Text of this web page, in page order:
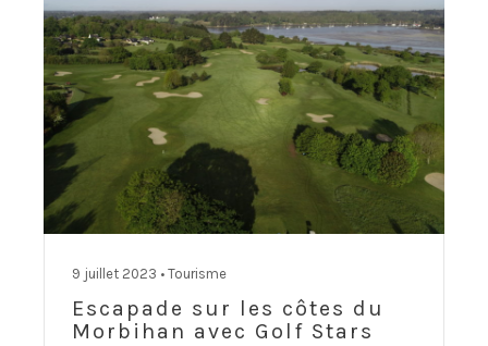
9 juillet 2023 • Tourisme
Escapade sur les côtes du
Morbihan avec Golf Stars